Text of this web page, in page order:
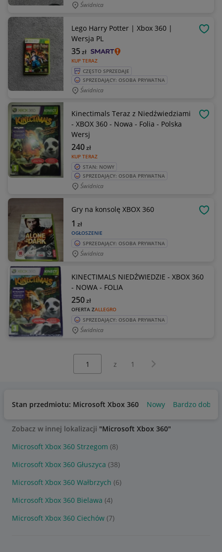
Świdnica
Lego Harry Potter | Xbox 360 |
Wersja PL
KUP TERAZ
35zł
CZĘSTO SPRZEDAJE
SPRZEDAJĄCY: OSOBA PRYWATNA
Świdnica
Kinectimals Teraz z Niedźwiedziami
- XBOX 360 - Nowa - Folia - Polska
Wersj
KUP TERAZ
240zł
STAN: NOWY
SPRZEDAJĄCY: OSOBA PRYWATNA
Świdnica
Gry na konsolę XBOX 360
OGŁOSZENIE
1 zł
SPRZEDAJĄCY: OSOBA PRYWATNA
Świdnica
KINECTIMALS NIEDŹWIEDZIE - XBOX 360
- NOWA - FOLIA
OFERTA ZALLEGRO
250zł
SPRZEDAJĄCY: OSOBA PRYWATNA
Świdnica
z 1 Następna strona
Stan przedmiotu: Microsoft Xbox 360 Nowy Bardzo dobry
Zobacz w innej lokalizacji "Microsoft Xbox 360"
Microsoft Xbox 360 Strzegom (8)
Microsoft Xbox 360 Głuszyca (38)
Microsoft Xbox 360 Wałbrzych (6)
Microsoft Xbox 360 Bielawa (4)
Microsoft Xbox 360 Ciechów (7)